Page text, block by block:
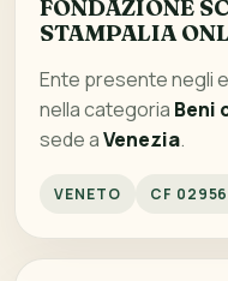
FONDAZIONE
STAMPALIA
Ente presente negli
nella categoria Beni
sede aVenezia.
VENETO CF